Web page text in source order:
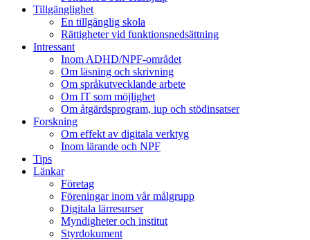
Tillgänglighet
En tillgänglig skola
Rättigheter vid funktionsnedsättning
Intressant
Inom ADHD/NPF-området
Om läsning och skrivning
Om språkutvecklande arbete
Om IT som möjlighet
Om åtgärdsprogram, iup och stödinsatser
Forskning
Om effekt av digitala verktyg
Inom lärande och NPF
Tips
Länkar
Företag
Föreningar inom vår målgrupp
Digitala lärresurser
Myndigheter och institut
Styrdokument